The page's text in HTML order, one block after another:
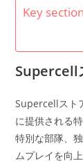
Key
Supercell
Supercellスト
に提供される
特別な部隊、
ムプレイを向